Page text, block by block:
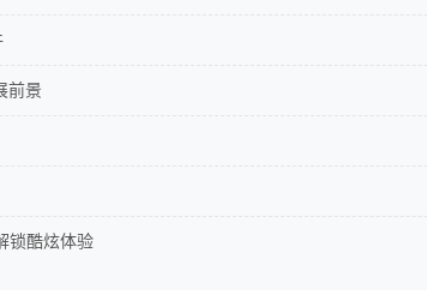
前景
锁酷炫体验